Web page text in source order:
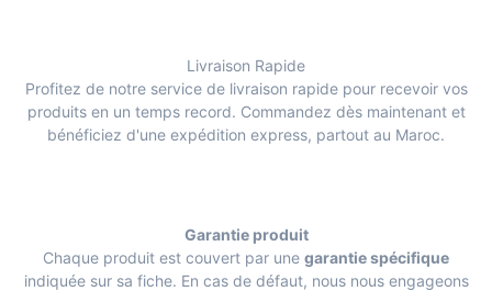
Livraison Rapide
Profitez de notre service de livraison rapide pour recevoir vos
produits en un temps record. Commandez dès maintenant et
bénéficiez d'une expédition express, partout au Maroc.
Garantie produit
Chaque produit est couvert par une garantie spécifique
indiquée sur sa fiche. En cas de défaut, nous nous engageons